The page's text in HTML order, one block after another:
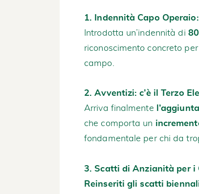
1. Indennità Capo Operaio:
Introdotta un’indennità di
riconoscimento concreto
campo.
2. Avventizi: c’è il Terzo
Arriva finalmente
che comporta un
fondamentale per chi da
3. Scatti di Anzianità per i
Reinseriti gli scatti